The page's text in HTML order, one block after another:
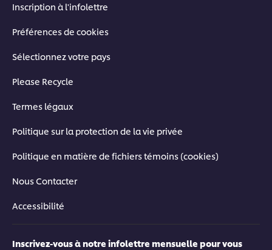
Inscription à l'infolettre
Préférences de cookies
Sélectionnez votre pays
Please Recycle
Termes légaux
Politique sur la protection de la vie privée
Politique en matière de fichiers témoins (cookies)
Nous Contacter
Accessibilité
Inscrivez-vous à notre infolettre mensuelle pour vous